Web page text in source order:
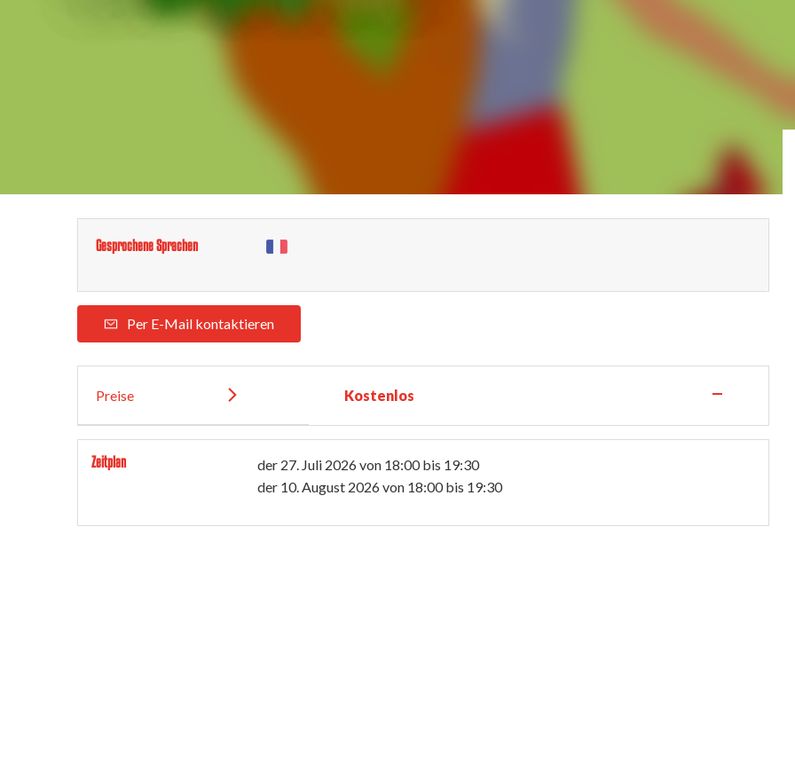
Gesprochene Sprachen
Per E-Mail kontaktieren
Preise Kostenlos —
Zeitplan der 27. Juli 2026von 18:00 bis 19:30
der 10. August 2026von 18:00 bis 19:30